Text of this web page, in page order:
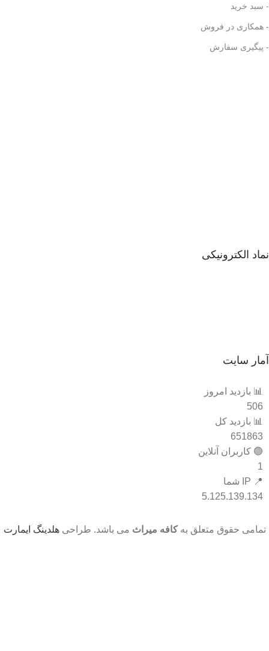
- سبد خرید
- همکاری در فروش
- پیگیری سفارش
نماد الکترونیکی
آمار سایت
📊 بازدید امروز
506
📊 بازدید کل
651863
🟢 کاربران آنلاین
1
📍 IP شما
5.125.139.134
تمامی حقوق متعلق بهکافه میراث می باشد. طراحیهلدینگ ایمارت